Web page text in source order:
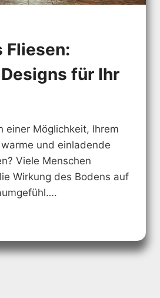
Fliesen:
für Ihr
einer Möglichkeit, Ihrem
und einladende
Viele Menschen
Wirkung des Bodens auf